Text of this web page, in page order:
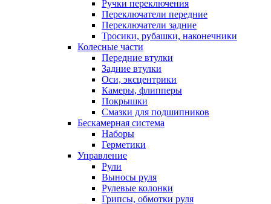
Ручки переключения
Переключатели передние
Переключатели задние
Тросики, рубашки, наконечники
Колесные части
Передние втулки
Задние втулки
Оси, эксцентрики
Камеры, флипперы
Покрышки
Смазки для подшипников
Бескамерная система
Наборы
Герметики
Управление
Рули
Выносы руля
Рулевые колонки
Грипсы, обмотки руля